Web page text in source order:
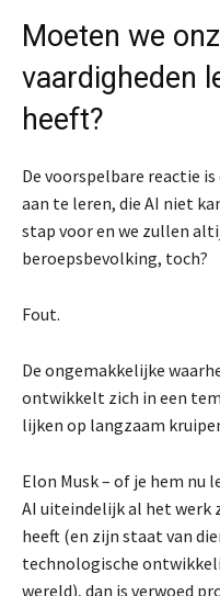
Moeten we
vaardigheden
heeft?
De voorspelbare reactie
aan te leren, die AI niet
stap voor en we zullen
beroepsbevolking, toch?
Fout.
De ongemakkelijke
ontwikkelt zich in een
lijken op langzaam
Elon Musk – of je hem nu
AI uiteindelijk al het werk
heeft (en zijn staat van
technologische
wereld), dan is verwoed